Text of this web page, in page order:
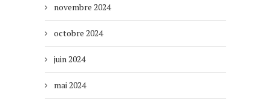
novembre 2024
octobre 2024
juin 2024
mai 2024